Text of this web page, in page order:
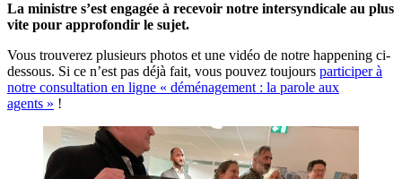
La ministre s’est engagée à recevoir notre intersyndicale au plus
vite pour approfondir le sujet.
Vous trouverez plusieurs photos et une vidéo de notre happening ci-
dessous. Si ce n’est pas déjà fait, vous pouvez toujours participer à
notre consultation en ligne « déménagement : la parole aux
agents » !